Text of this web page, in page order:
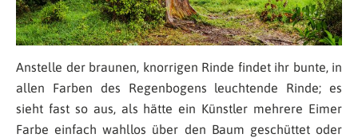
Anstelle der braunen, knorrigen Rinde findet ihr bunte, in
allen Farben des Regenbogens leuchtende Rinde; es
sieht fast so aus, als hätte ein Künstler mehrere Eimer
Farbe einfach wahllos über den Baum geschüttet oder